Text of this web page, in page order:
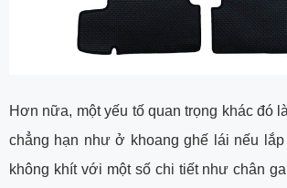
Hơn nữa, một yếu tố quan trọng khác đó
chẳng hạn như ở khoang ghế lái nếu
không khít với một số chi tiết như chân